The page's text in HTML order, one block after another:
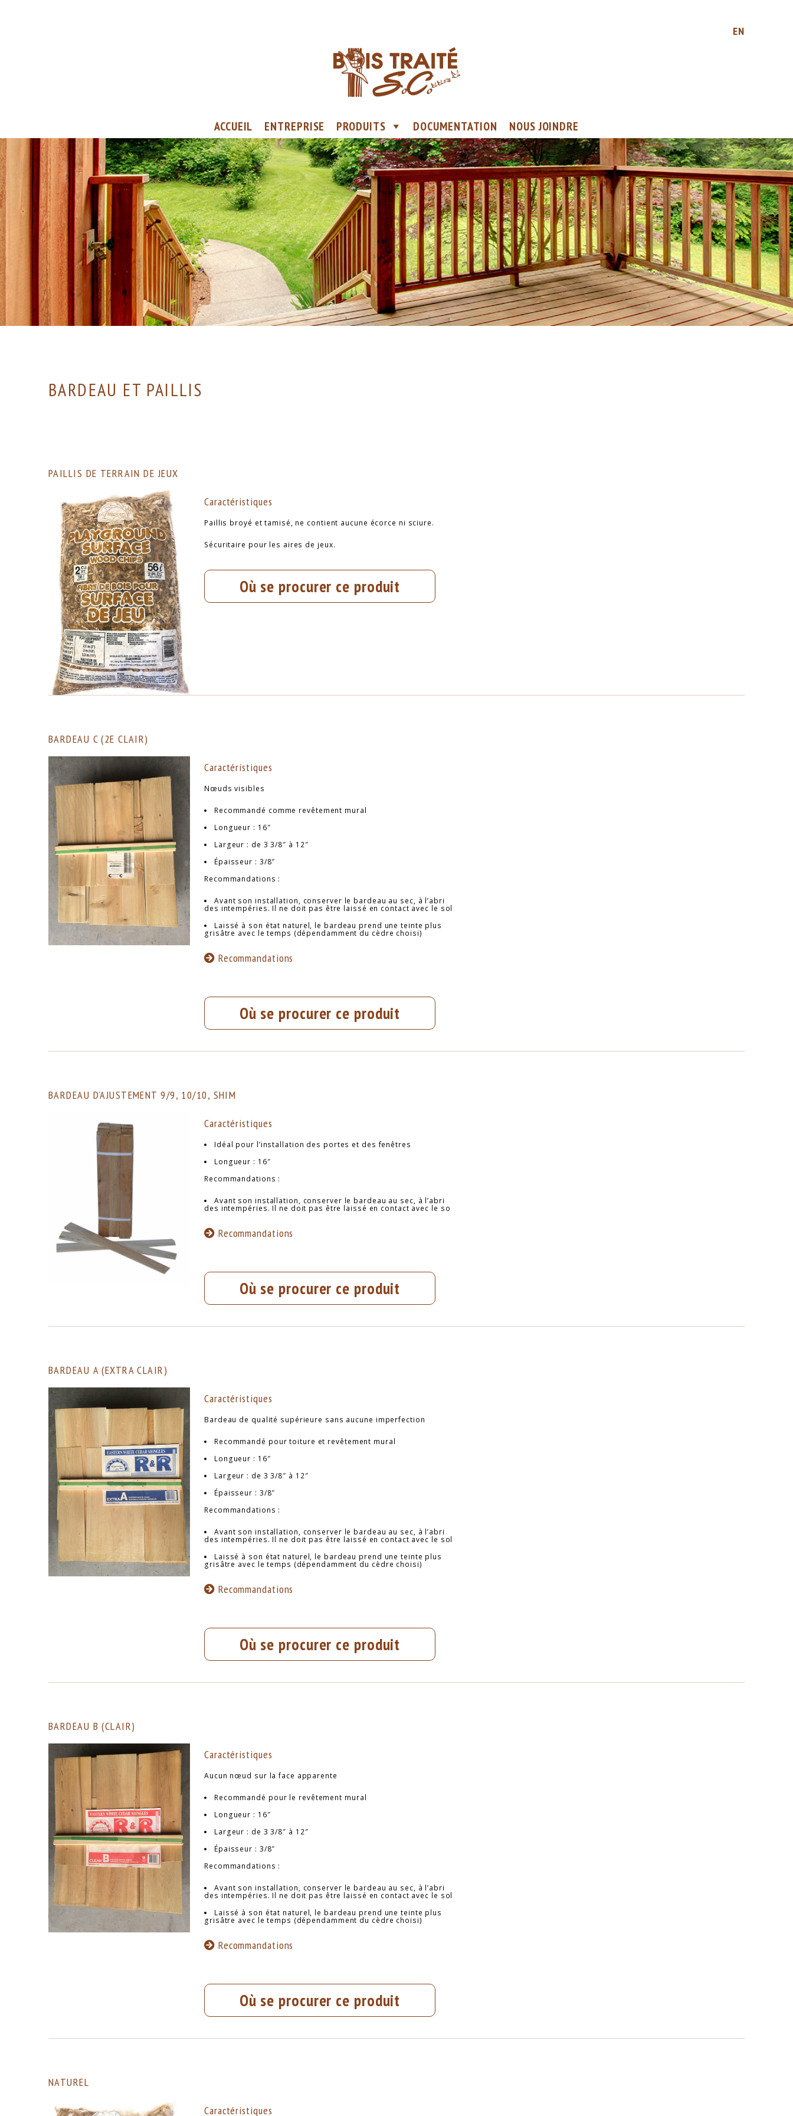
EN
ACCUEIL ENTREPRISE PRODUITS DOCUMENTATION NOUS JOINDRE
BARDEAU ET PAILLIS
PAILLIS DE TERRAIN DE JEUX
Caractéristiques
Paillis broyé et tamisé, ne contient aucune écorce ni sciure.
Sécuritaire pour les aires de jeux.
Où se procurer ce produit
BARDEAU C (2E CLAIR)
Caractéristiques
Nœuds visibles
Recommandé comme revêtement mural
Longueur : 16″
Largeur : de 3 3/8″ à 12″
Épaisseur : 3/8″
Recommandations :
Avant son installation, conserver le bardeau au sec, à l’abri
des intempéries. Il ne doit pas être laissé en contact avec le sol
Laissé à son état naturel, le bardeau prend une teinte plus
grisâtre avec le temps (dépendamment du cèdre choisi)
Recommandations
Où se procurer ce produit
BARDEAU D’AJUSTEMENT 9/9, 10/10, SHIM
Caractéristiques
Idéal pour l’installation des portes et des fenêtres
Longueur : 16″
Recommandations :
Avant son installation, conserver le bardeau au sec, à l’abri
des intempéries. Il ne doit pas être laissé en contact avec le so
Recommandations
Où se procurer ce produit
BARDEAU A (EXTRA CLAIR)
Caractéristiques
Bardeau de qualité supérieure sans aucune imperfection
Recommandé pour toiture et revêtement mural
Longueur : 16″
Largeur : de 3 3/8″ à 12″
Épaisseur : 3/8″
Recommandations :
Avant son installation, conserver le bardeau au sec, à l’abri
des intempéries. Il ne doit pas être laissé en contact avec le sol
Laissé à son état naturel, le bardeau prend une teinte plus
grisâtre avec le temps (dépendamment du cèdre choisi)
Recommandations
Où se procurer ce produit
BARDEAU B (CLAIR)
Caractéristiques
Aucun nœud sur la face apparente
Recommandé pour le revêtement mural
Longueur : 16″
Largeur : de 3 3/8″ à 12″
Épaisseur : 3/8″
Recommandations :
Avant son installation, conserver le bardeau au sec, à l’abri
des intempéries. Il ne doit pas être laissé en contact avec le sol
Laissé à son état naturel, le bardeau prend une teinte plus
grisâtre avec le temps (dépendamment du cèdre choisi)
Recommandations
Où se procurer ce produit
NATUREL
Caractéristiques